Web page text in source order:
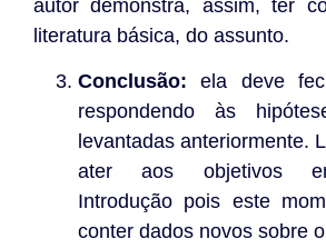
autor demonstra, assim, ter
literatura básica, do assunto.
Conclusão: ela deve
respondendo às
levantadas anteriormente.
ater aos objetivos
Introdução pois este
conter dados novos sobre